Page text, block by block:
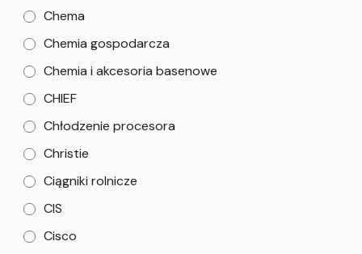
Chema
Chemia gospodarcza
Chemia i akcesoria basenowe
CHIEF
Chłodzenie procesora
Christie
Ciągniki rolnicze
CIS
Cisco